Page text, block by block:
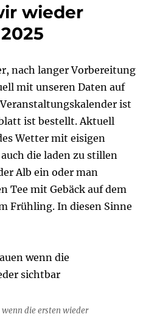
wieder
nach langer Vorbereitung
mit unseren Daten auf
ist
ist bestellt. Aktuell
Wetter mit eisigen
die laden zu stillen
Alb ein oder man
Tee mit Gebäck auf dem
Frühling. In diesen Sinne
die ersten wieder